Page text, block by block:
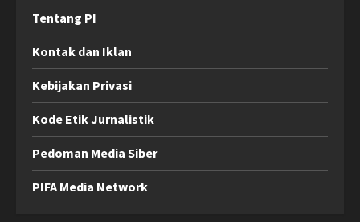
Tentang PI
Kontak dan Iklan
Kebijakan Privasi
Kode Etik Jurnalistik
Pedoman Media Siber
PIFA Media Network